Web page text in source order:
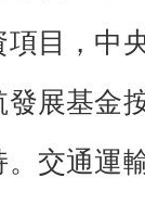
目，中
展基金
交通運